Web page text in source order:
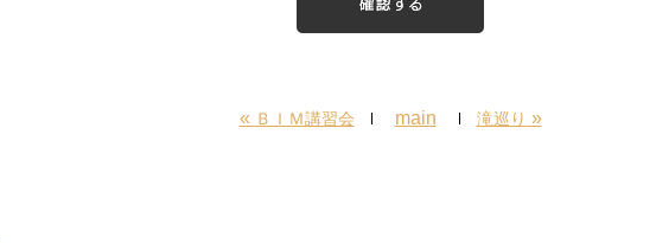
« ＢＩＭ講習会 main 滝巡り »